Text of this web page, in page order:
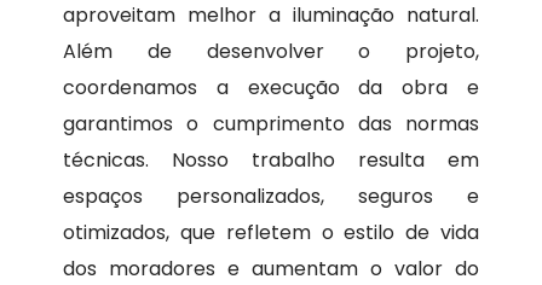
aproveitam melhor a iluminação natural.
Além de desenvolver o projeto,
coordenamos a execução da obra e
garantimos o cumprimento das normas
técnicas. Nosso trabalho resulta em
espaços personalizados, seguros e
otimizados, que refletem o estilo de vida
dos moradores e aumentam o valor do